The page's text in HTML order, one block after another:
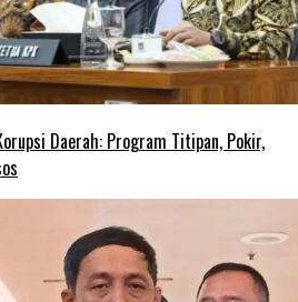
Daerah: Program Titipan, Pokir,